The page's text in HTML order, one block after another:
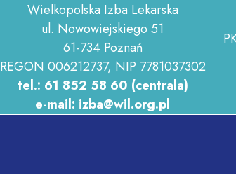
Wielkopolska Izba Lekarska
ul. Nowowiejskiego 51
61-734 Poznań
REGON 006212737, NIP 7781037302
tel.: 61 852 58 60 (centrala)
e-mail: izba@wil.org.pl